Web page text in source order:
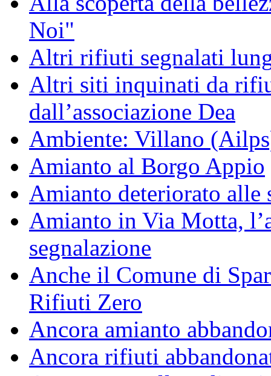
Noi"
Altri rifiuti segnalati
Altri siti inquinati da
dall’associazione Dea
Ambiente: Villano
Amianto al Borgo Appio
Amianto deteriorato alle
Amianto in Via Motta,
segnalazione
Anche il Comune di
Rifiuti Zero
Ancora amianto
Ancora rifiuti